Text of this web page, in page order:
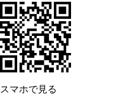
スマホで見る